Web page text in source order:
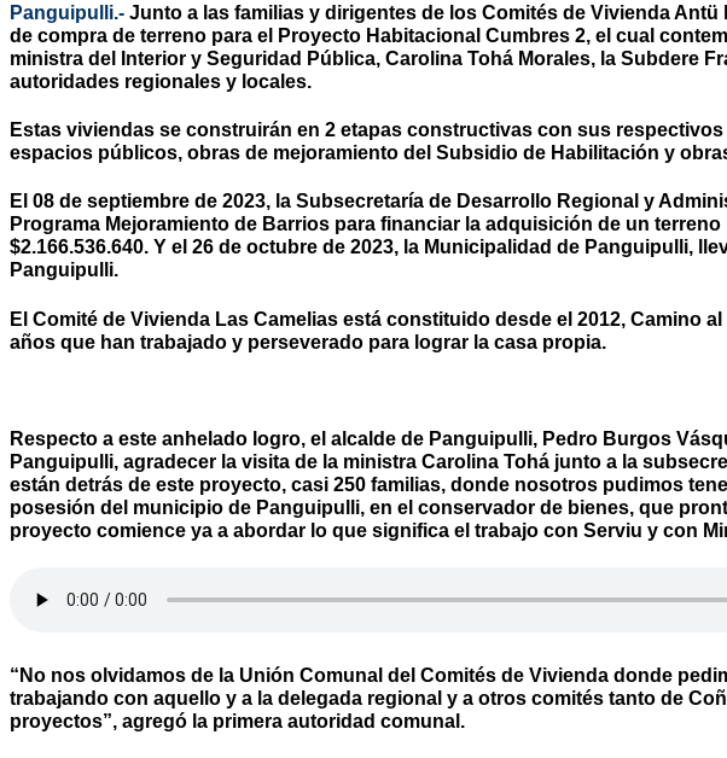
Panguipulli.- Junto a las familias y dirigentes de los Comités de Vivienda
de compra de terreno para el Proyecto Habitacional Cumbres 2, el cual
ministra del Interior y Seguridad Pública, Carolina Tohá Morales, la Subdere
autoridades regionales y locales.
Estas viviendas se construirán en 2 etapas constructivas con sus
espacios públicos, obras de mejoramiento del Subsidio de Habilitación y
El 08 de septiembre de 2023, la Subsecretaría de Desarrollo Regional y
Programa Mejoramiento de Barrios para financiar la adquisición de un
$2.166.536.640. Y el 26 de octubre de 2023, la Municipalidad de Panguipulli,
Panguipulli.
El Comité de Vivienda Las Camelias está constituido desde el 2012, Camino
años que han trabajado y perseverado para lograr la casa propia.
Respecto a este anhelado logro, el alcalde de Panguipulli, Pedro Burgos
Panguipulli, agradecer la visita de la ministra Carolina Tohá junto a la
están detrás de este proyecto, casi 250 familias, donde nosotros pudimos
posesión del municipio de Panguipulli, en el conservador de bienes, que
proyecto comience ya a abordar lo que significa el trabajo con Serviu y con
“No nos olvidamos de la Unión Comunal del Comités de Vivienda donde
trabajando con aquello y a la delegada regional y a otros comités tanto de
proyectos”, agregó la primera autoridad comunal.